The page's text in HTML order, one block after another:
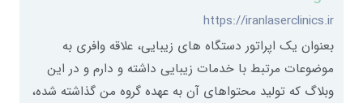
https://iranlaserclinics.ir
بعنوان یک اپراتور دستگاه های زیبایی، علاقه وافری به
موضوعات مرتبط با خدمات زیبایی داشته و دارم و در این
وبلاگ که تولید محتواهای آن به عهده گروه من گذاشته شده،